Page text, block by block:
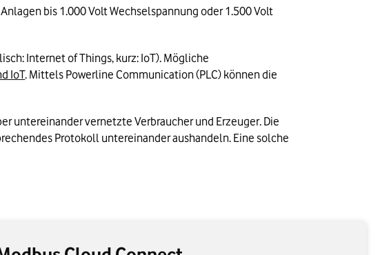
bis 1.000 Volt Wechselspannung oder 1.500 Volt
Internet of Things, kurz: IoT). Mögliche
IoT. Mittels Powerline Communication (PLC) können die
untereinander vernetzte Verbraucher und Erzeuger. Die
Protokoll untereinander aushandeln. Eine solche